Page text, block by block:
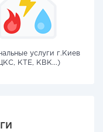
услуги г.Киев
КТЕ, КВК...)